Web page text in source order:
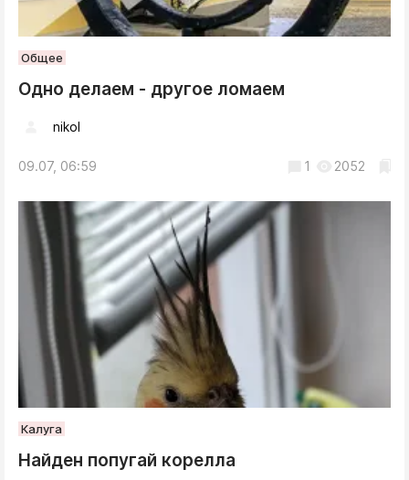
Общее
Одно делаем - другое ломаем
nikol
09.07, 06:59 1 2052
Калуга
Найден попугай корелла